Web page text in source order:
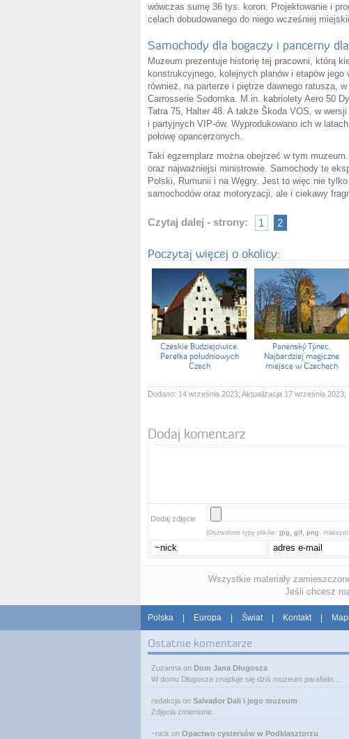
wówczas sumę 36 tys. koron. Projektowanie i
celach dobudowanego do niego wcześniej
Samochody dla bogaczy i pancerny
Muzeum prezentuje historię tej pracowni, którą
konstrukcyjnego, kolejnych planów i etapów
również, na parterze i piętrze dawnego ratusza,
Carrosserie Sodomka. M.in. kabriolety Aero 50
Tatra 75, Halter 48. A także Škoda VOS, w
i partyjnych VIP-ów. Wyprodukowano ich w
połowę opancerzonych.
Taki egzemplarz można obejrzeć w tym
oraz najważniejsi ministrowie. Samochody te
Polski, Rumunii i na Węgry. Jest to więc nie
samochodów oraz motoryzacji, ale i ciekawy
Czytaj dalej - strony: 1 2
Poczytaj więcej o okolicy:
Czeskie Budziejowice.
Perełka południowych
Czech
Panenský Týnec.
Najbardziej magiczne
miejsce w Czechach
Dodano: 14 września 2023; Aktualizacja 17 września 2023;
Dodaj komentarz
Dodaj zdjęcie
(Dozwolone typy plików: jpg, gif, png ,
Wszystkie materiały
Jeśli chcesz
Polska Europa Świat Kontakt
Ostatnie komentarze
Zuzanna on Dom Jana Długosza
W domu Długosza znajduje się dziś muzeum parafialn…
redakcja on Salvador Dali i jego muzeum
Zdjęcia zmienione.
~nick on Opactwo cystersów w Podklasztorzu